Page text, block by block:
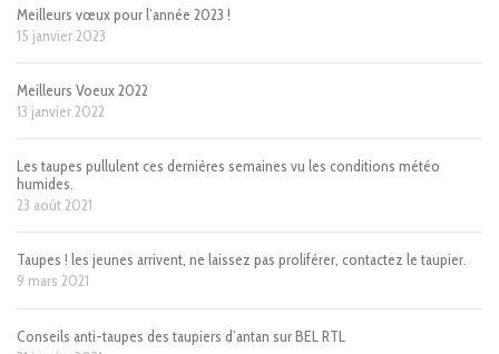
Meilleurs vœux pour l’année 2023 !
15 janvier 2023
Meilleurs Voeux 2022
13 janvier 2022
Les taupes pullulent ces dernières semaines vu les conditions météo
humides.
23 août 2021
Taupes ! les jeunes arrivent, ne laissez pas proliférer, contactez le taupier.
9 mars 2021
Conseils anti-taupes des taupiers d’antan sur BEL RTL